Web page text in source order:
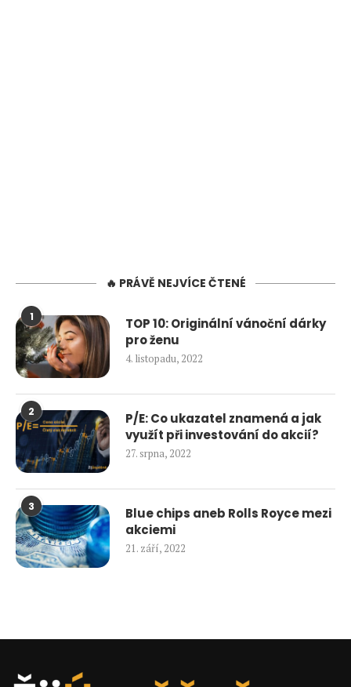
🔥 PRÁVĚ NEJVÍCE ČTENÉ
1
TOP 10: Originální vánoční dárky
pro ženu
4. listopadu, 2022
2
P/E: Co ukazatel znamená a jak
využít při investování do akcií?
27. srpna, 2022
3
Blue chips aneb Rolls Royce mezi
akciemi
21. září, 2022